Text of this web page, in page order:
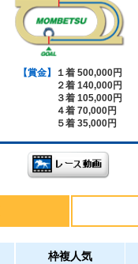
【賞金】
１着 500,000円
２着 140,000円
３着 105,000円
４着 70,000円
５着 35,000円
枠複人気